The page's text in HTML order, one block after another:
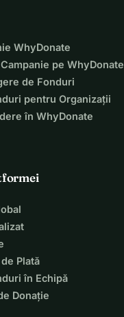
WhyDonate
pe WhyDonate
de Fonduri
pentru Organizații
în WhyDonate
Plată
în Echipă
Donație